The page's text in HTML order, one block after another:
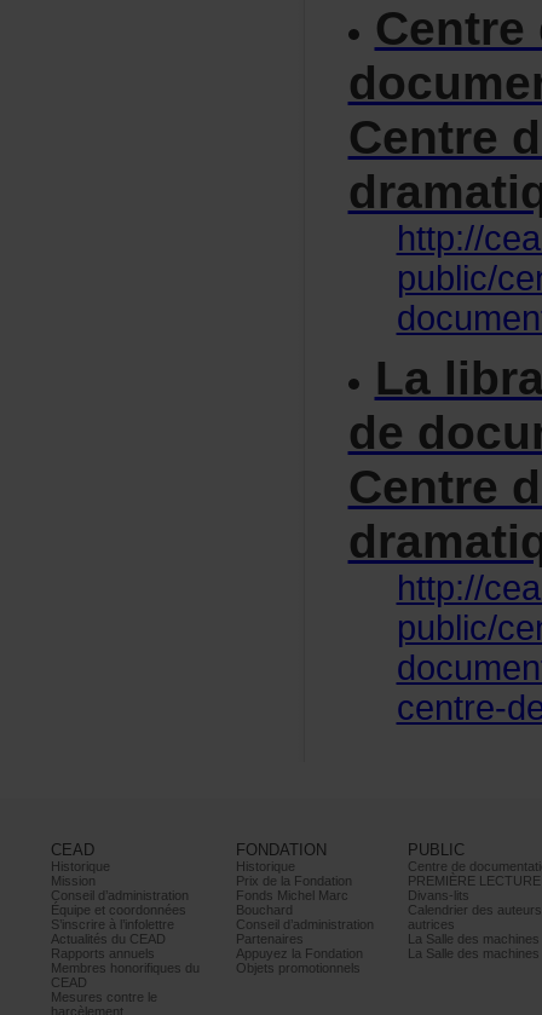
http://
public/
http://
public/
centre-
CEAD
Historique
Mission
Conseild’administration
Équipeetcoordonnées
S’inscrireàl’infolettre
ActualitésduCEAD
Rapportsannuels
Membreshonorifiquesdu
CEAD
Mesurescontrele
harcèlement
FONDATION
Historique
PrixdelaFondation
FondsMichelMarc
Bouchard
Conseild’administration
Partenaires
AppuyezlaFondation
Objetspromotionnels
PUBLIC
PREMIÈRELECTURE
Divans-lits
autrices